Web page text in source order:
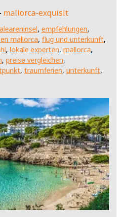
mallorca-exquisit
, empfehlungen,
mallorca, flug und unterkunft,
, lokale experten, mallorca,
, preise vergleichen,
, traumferien, unterkunft,